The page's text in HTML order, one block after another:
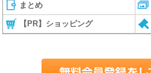
まとめ
【PR】ショッピング